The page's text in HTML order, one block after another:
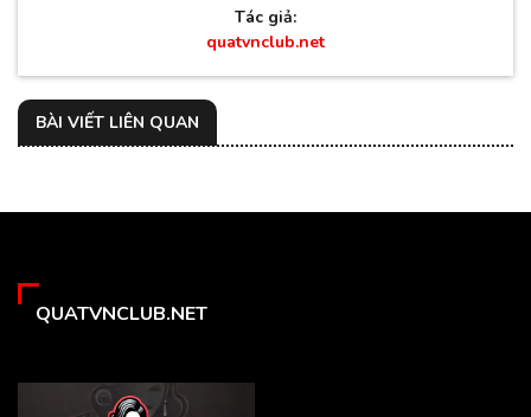
Tác giả:
quatvnclub.net
BÀI VIẾT LIÊN QUAN
QUATVNCLUB.NET